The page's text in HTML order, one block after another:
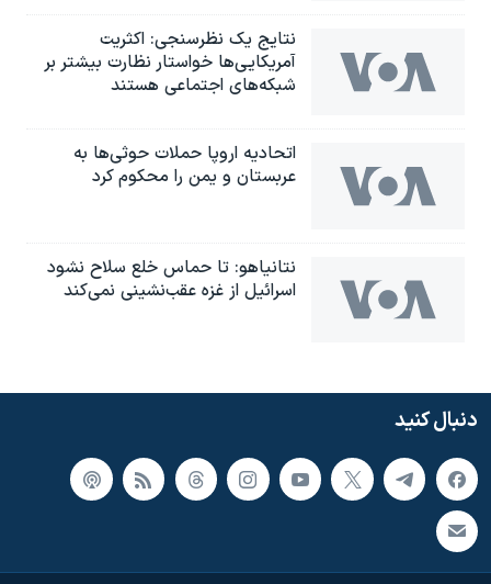
نتایج یک نظرسنجی: اکثریت
آمریکایی‌ها خواستار نظارت بیشتر بر
شبکه‌های اجتماعی هستند
اتحادیه اروپا حملات حوثی‌ها به
عربستان و یمن را محکوم کرد
نتانیاهو: تا حماس خلع سلاح نشود
اسرائیل از غزه عقب‌نشینی نمی‌کند
دنبال کنید